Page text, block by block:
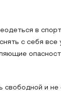
в
с себя все
и не